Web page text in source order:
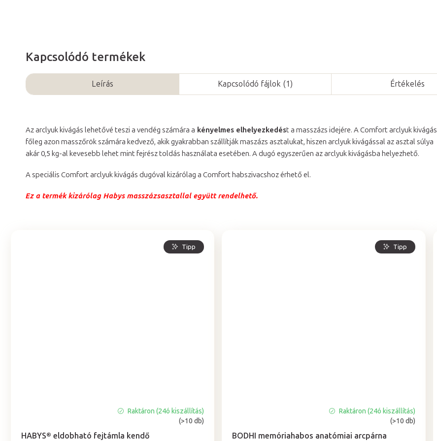
Kapcsolódó termékek
Tipp
HABYS® eldobható fejtámla kendő
átlagos
Raktáron (24ó kiszállítás)
(>10 db)
Tipp
BODHI memóriahabos anatómiai arcpárna
átlagos
Raktáron (24ó kiszállítás)
(>10 db)
Leírás Kapcsolódó fájlok (1) Értékelés
Az arclyuk kivágás lehetővé teszi a vendég számára a kényelmes elhelyezkedést a masszázs idejére. A Comfort arclyuk kivágás
főleg azon masszőrök számára kedvező, akik gyakrabban szállítják maszázs asztalukat, hiszen arclyuk kivágással az asztal súlya
akár 0,5 kg-al kevesebb lehet mint fejrész toldás használata esetében. A dugó egyszerűen az arclyuk kivágásba helyezhető.
A speciális Comfort arclyuk kivágás dugóval kizárólag a Comfort habszivacshoz érhető el.
Ez a termék kizárólag Habys masszázsasztallal együtt rendelhető.